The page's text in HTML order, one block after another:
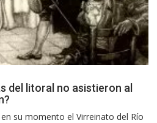
del litoral no asistieron al
su momento el Virreinato del Río